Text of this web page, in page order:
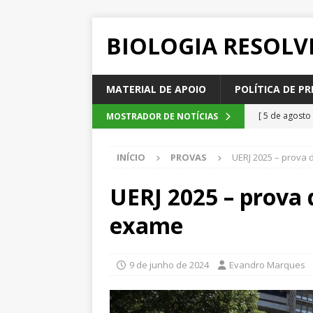
BIOLOGIA
MATERIAL DE APOIO POLÍTICA DE
MOSTRADOR DE NOTÍCIAS [ 5 de agosto
[ 4 de
SEM
[ 2 de
QUESTÕES
INÍCIO PROVAS UERJ 2025 –
UERJ 2025 –
exame
9 de junho de 2024 Evandro Marques